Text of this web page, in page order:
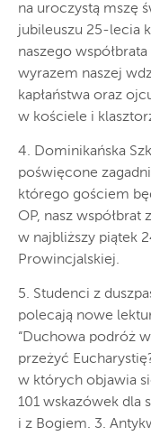
na uroczystą mszę
jubileuszu 25-lecia
naszego
wyrazem naszej
kapłaństwa oraz
w kościele i
4. Dominikańska
poświęcone
którego gościem
OP, nasz współbrat
w najbliższy piątek
Prowincjalskiej.
5. Studenci z
polecają nowe
“Duchowa podróż
przeżyć
w których objawia
101 wskazówek dla
i z Bogiem. 3.